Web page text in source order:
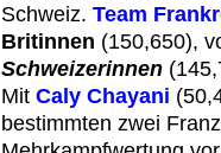
Schweiz. Team
Britinnen (150,650),
Schweizerinnen
Mit Caly Chayani
bestimmten zwei